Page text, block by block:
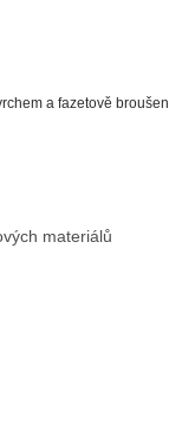
a fazetově
materiálů